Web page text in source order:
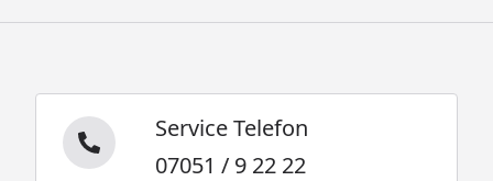
Service Telefon
07051 / 9 22 22